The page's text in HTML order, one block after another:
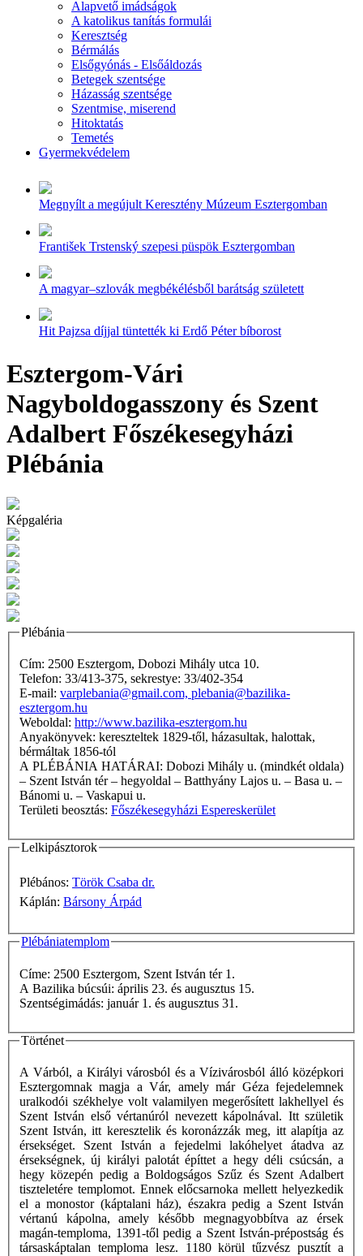
Alapvető imádságok
A katolikus tanítás formulái
Keresztség
Bérmálás
Elsőgyónás - Elsőáldozás
Betegek szentsége
Házasság szentsége
Szentmise, miserend
Hitoktatás
Temetés
Gyermekvédelem
Megnyílt a megújult Keresztény Múzeum Esztergomban
František Trstenský szepesi püspök Esztergomban
A magyar–szlovák megbékélésből barátság született
Hit Pajzsa díjjal tüntették ki Erdő Péter bíborost
Esztergom-Vári
Nagyboldogasszony és Szent
Adalbert Főszékesegyházi
Plébánia
Képgaléria
Plébánia
Cím: 2500 Esztergom, Dobozi Mihály utca 10.
Telefon: 33/413-375, sekrestye: 33/402-354
E-mail: varplebania@gmail.com, plebania@bazilika-
esztergom.hu
Weboldal: http://www.bazilika-esztergom.hu
Anyakönyvek: kereszteltek 1829-től, házasultak, halottak,
bérmáltak 1856-tól
A PLÉBÁNIA HATÁRAI: Dobozi Mihály u. (mindkét oldala)
– Szent István tér – hegyoldal – Batthyány Lajos u. – Basa u. –
Bánomi u. – Vaskapui u.
Területi beosztás: Főszékesegyházi Espereskerület
Lelkipásztorok
Plébános: Török Csaba dr.
Káplán: Bársony Árpád
Plébániatemplom
Címe: 2500 Esztergom, Szent István tér 1.
A Bazilika búcsúi: április 23. és augusztus 15.
Szentségimádás: január 1. és augusztus 31.
Történet
A Várból, a Királyi városból és a Vízivárosból álló középkori
Esztergomnak magja a Vár, amely már Géza fejedelemnek
uralkodói székhelye volt valamilyen megerősített lakhellyel és
Szent István első vértanúról nevezett kápolnával. Itt születik
Szent István, itt keresztelik és koronázzák meg, itt alapítja az
érsekséget. Szent István a fejedelmi lakóhelyet átadva az
érsekségnek, új királyi palotát építtet a hegy déli csúcsán, a
hegy közepén pedig a Boldogságos Szűz és Szent Adalbert
tiszteletére templomot. Ennek előcsarnoka mellett helyezkedik
el a monostor (káptalani ház), északra pedig a Szent István
vértanú kápolna, amely később megnagyobbítva az érsek
magán-temploma, 1391-től pedig a Szent István-prépostság és
társaskáptalan temploma lesz. 1180 körül tűzvész pusztít a